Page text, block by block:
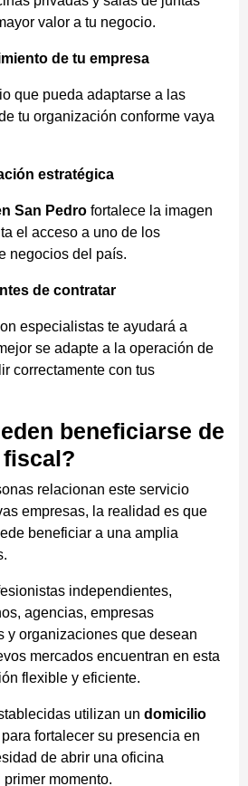
valor a tu negocio.
de tu empresa
que pueda adaptarse a las
tu organización conforme vaya
estratégica
San Pedro fortalece la imagen
el acceso a uno de los
negocios del país.
de contratar
especialistas te ayudará a
se adapte a la operación de
correctamente con tus
beneficiarse de
relacionan este servicio
empresas, la realidad es que
beneficiar a una amplia
independientes,
agencias, empresas
y organizaciones que desean
mercados encuentran en esta
flexible y eficiente.
utilizan un domicilio
para fortalecer su presencia en
de abrir una oficina
momento.